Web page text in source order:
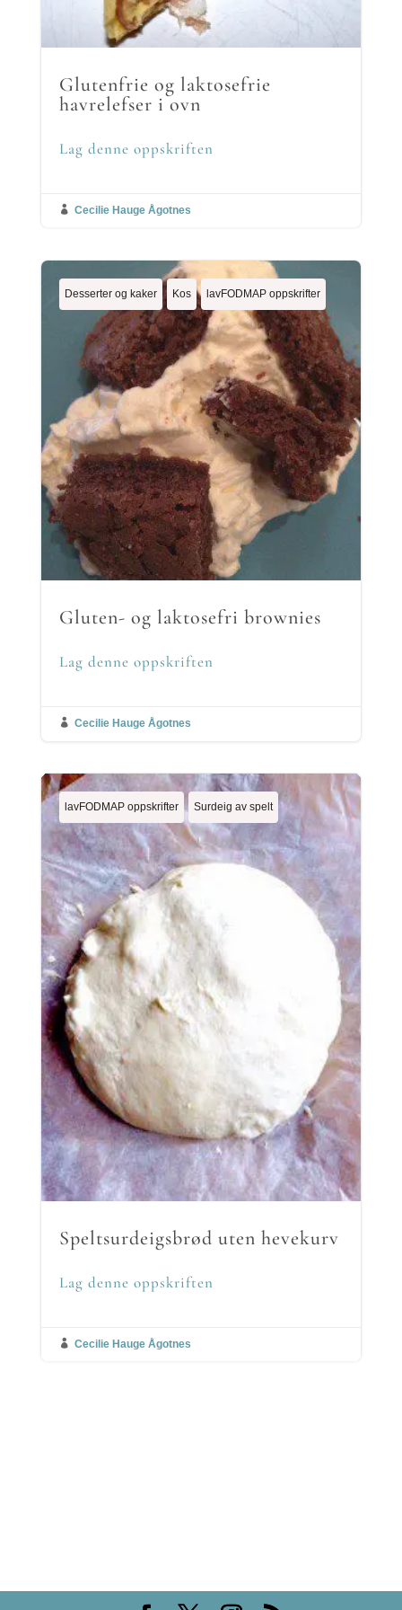
Glutenfrie og laktosefrie
havrelefser i ovn
Lag denne oppskriften
 Cecilie Hauge Ågotnes
Desserter og kaker Kos lavFODMAP oppskrifter
Gluten- og laktosefri brownies
Lag denne oppskriften
 Cecilie Hauge Ågotnes
lavFODMAP oppskrifter Surdeig av spelt
Speltsurdeigsbrød uten hevekurv
Lag denne oppskriften
 Cecilie Hauge Ågotnes